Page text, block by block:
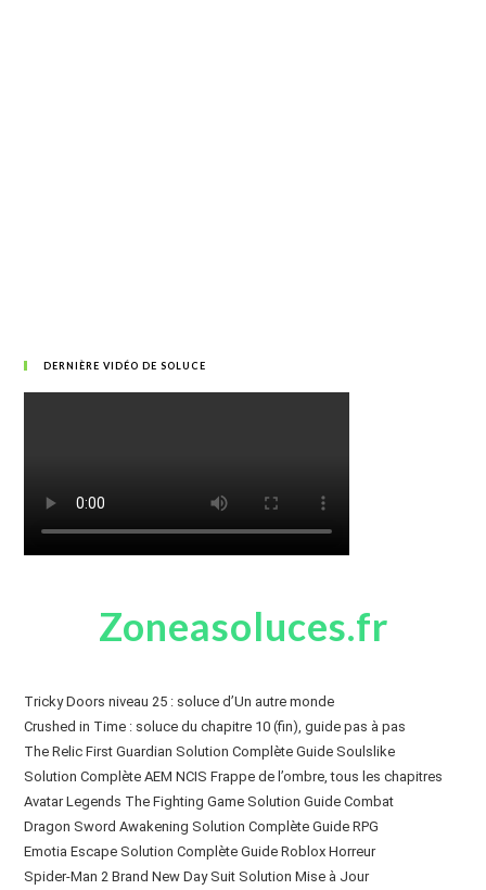
DERNIÈRE VIDÉO DE SOLUCE
Zoneasoluces.fr
Tricky Doors niveau 25 : soluce d’Un autre monde
Crushed in Time : soluce du chapitre 10 (fin), guide pas à pas
The Relic First Guardian Solution Complète Guide Soulslike
Solution Complète AEM NCIS Frappe de l’ombre, tous les chapitres
Avatar Legends The Fighting Game Solution Guide Combat
Dragon Sword Awakening Solution Complète Guide RPG
Emotia Escape Solution Complète Guide Roblox Horreur
Spider-Man 2 Brand New Day Suit Solution Mise à Jour